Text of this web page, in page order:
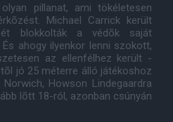
pillanat, ami tökéletesen
Michael Carrick került
blokkolták a védõk saját
ahogy ilyenkor lenni szokott,
az ellenfélhez került -
jó 25 méterre álló játékoshoz
Howson Lindegaardra
lõtt 18-ról, azonban csúnyán